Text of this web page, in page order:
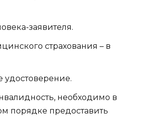
заявителя.
страхования – в
удостоверение.
необходимо в
порядке предоставить